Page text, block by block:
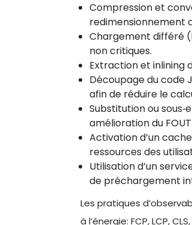
Compression et
redimensionnement
Chargement différé
non critiques.
Extraction et inlining
Découpage du code
afin de réduire le
Substitution ou
amélioration du
Activation d’un
ressources des
Utilisation d’un
de préchargement
Les pratiques
à l’énergie: FCP, LCP,